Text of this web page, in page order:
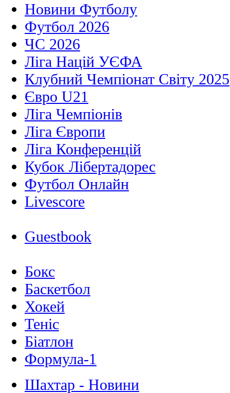
Новини Футболу
Футбол 2026
ЧС 2026
Ліга Націй УЄФА
Клубний Чемпіонат Світу 2025
Євро U21
Ліга Чемпіонів
Ліга Європи
Ліга Конференцій
Кубок Лібертадорес
Футбол Онлайн
Livescore
Guestbook
Бокс
Баскетбол
Хокей
Теніс
Біатлон
Формула-1
Шахтар - Новини